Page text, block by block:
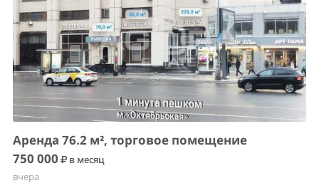
Аренда 76.2 м², торговое помещение
750 000
в месяц
вчера